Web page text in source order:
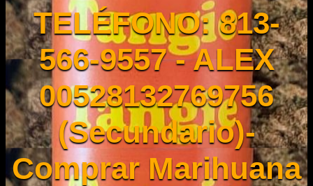
TELÉFONO: 813-
566-9557 - ALEX
00528132769756
(Secundario)-
Comprar Marihuana